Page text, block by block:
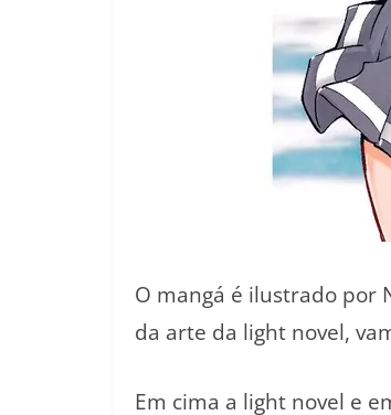
O mangá é ilustrado por
da arte da light novel,
Em cima a light novel e